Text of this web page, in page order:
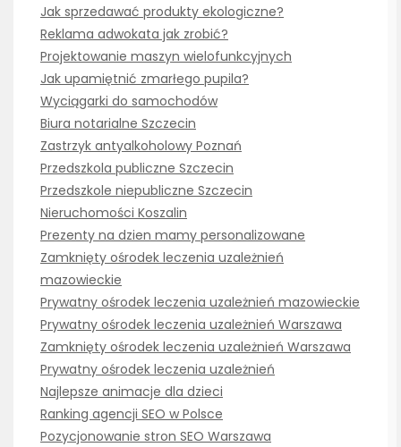
Jak sprzedawać produkty ekologiczne?
Reklama adwokata jak zrobić?
Projektowanie maszyn wielofunkcyjnych
Jak upamiętnić zmarłego pupila?
Wyciągarki do samochodów
Biura notarialne Szczecin
Zastrzyk antyalkoholowy Poznań
Przedszkola publiczne Szczecin
Przedszkole niepubliczne Szczecin
Nieruchomości Koszalin
Prezenty na dzien mamy personalizowane
Zamknięty ośrodek leczenia uzależnień
mazowieckie
Prywatny ośrodek leczenia uzależnień mazowieckie
Prywatny ośrodek leczenia uzależnień Warszawa
Zamknięty ośrodek leczenia uzależnień Warszawa
Prywatny ośrodek leczenia uzależnień
Najlepsze animacje dla dzieci
Ranking agencji SEO w Polsce
Pozycjonowanie stron SEO Warszawa